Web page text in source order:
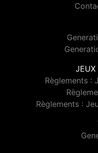
JEUX
Règlements :
Règlements :